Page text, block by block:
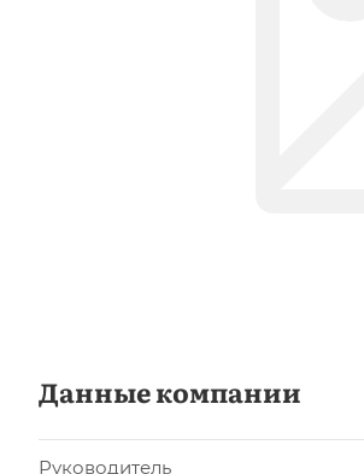
Данные компании
Руководитель